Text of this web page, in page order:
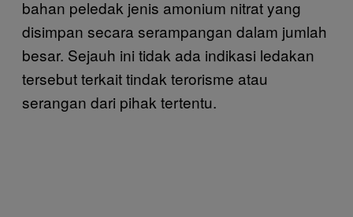
bahan peledak jenis amonium nitrat yang
disimpan secara serampangan dalam jumlah
besar. Sejauh ini tidak ada indikasi ledakan
tersebut terkait tindak terorisme atau
serangan dari pihak tertentu.